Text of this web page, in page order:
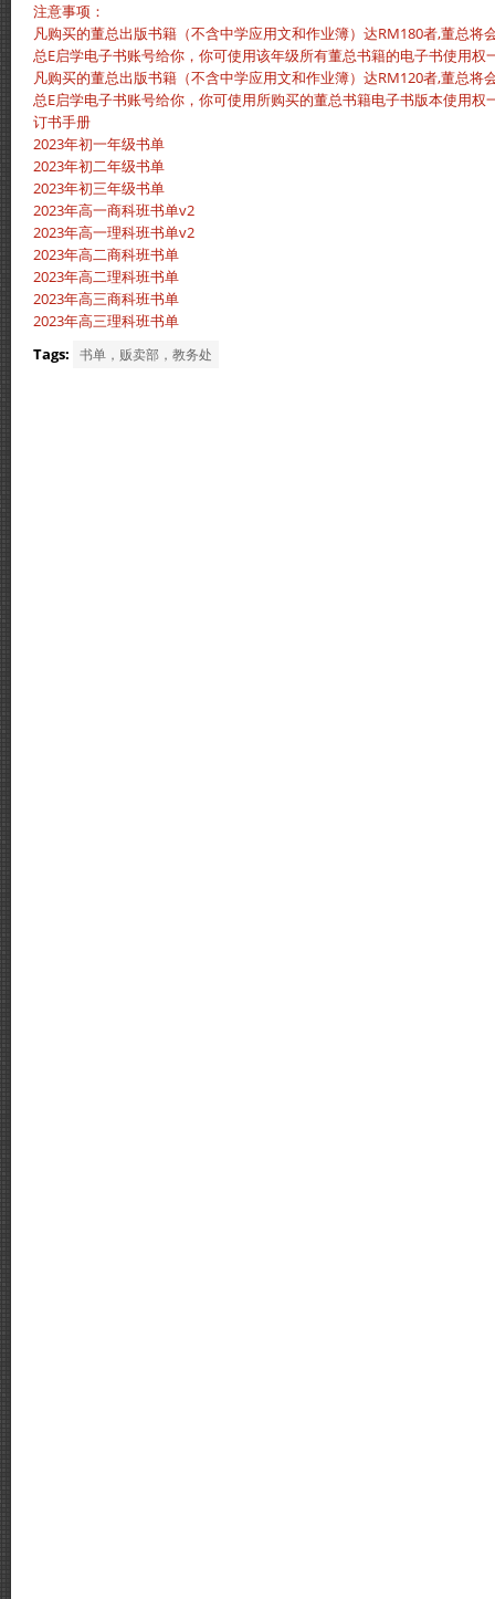
注意事项：
凡购买的董总出版书籍（不含中学应用文和作业簿）达RM180者,董总将
总E启学电子书账号给你，你可使用该年级所有董总书籍的电子书使用权
凡购买的董总出版书籍（不含中学应用文和作业簿）达RM120者,董总将
总E启学电子书账号给你，你可使用所购买的董总书籍电子书版本使用权
订书手册
2023年初一年级书单
2023年初二年级书单
2023年初三年级书单
2023年高一商科班书单v2
2023年高一理科班书单v2
2023年高二商科班书单
2023年高二理科班书单
2023年高三商科班书单
2023年高三理科班书单
Tags: 书单，贩卖部，教务处